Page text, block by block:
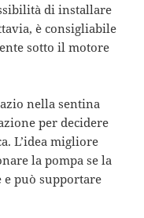
di installare
è consigliabile
sotto il motore
nella sentina
per decidere
L’idea migliore
la pompa se la
può supportare